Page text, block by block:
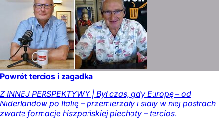
Powrót tercios i zagadka
Z INNEJ PERSPEKTYWY | Był czas, gdy Europę – od
Niderlandów po Italię – przemierzały i siały w niej postrach
zwarte formacje hiszpańskiej piechoty – tercios.